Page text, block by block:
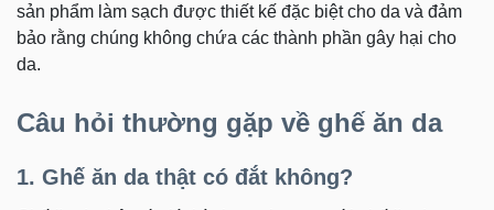
sản phẩm làm sạch được thiết kế đặc biệt cho da và đảm
bảo rằng chúng không chứa các thành phần gây hại cho
da.
Câu hỏi thường gặp về ghế ăn da
1. Ghế ăn da thật có đắt không?